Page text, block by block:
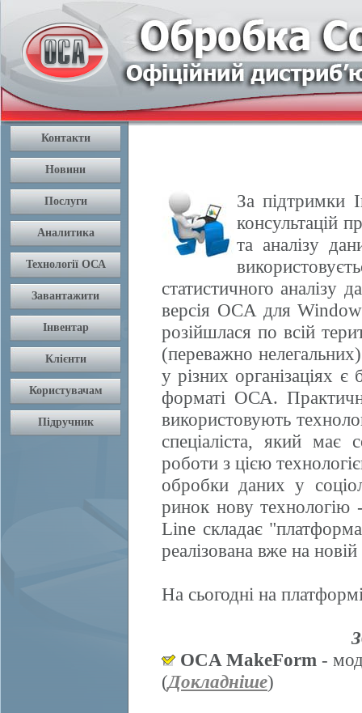
За підтримки
консультацій
та аналізу
статистичного
версія OCA для
розійшлася по всій
(переважно
у різних організаціях є
форматі ОСА.
використовують
спеціаліста, який має
роботи з цією
обробки даних у
ринок нову
Line складає
реалізована вже на
На сьогодні на
OCA MakeForm -
(Докладніше)